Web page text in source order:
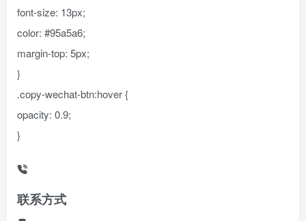
font-size: 13px;
color: #95a5a6;
margin-top: 5px;
}
.copy-wechat-btn:hover {
opacity: 0.9;
}
联系方式